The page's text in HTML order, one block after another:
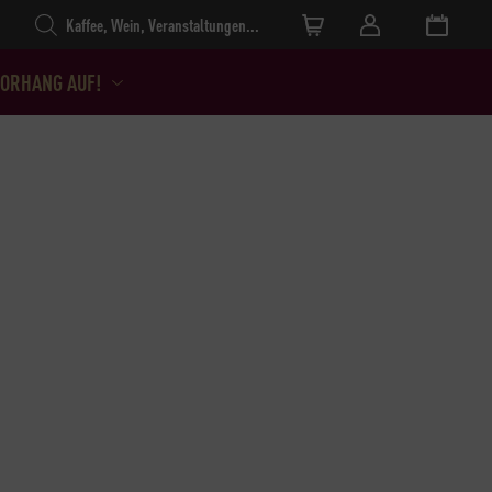
AUF!
Products search